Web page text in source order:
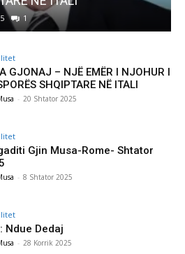
2025
GJONAJ – NJË EMËR I NJOHUR I
SHQIPTARE NË ITALI
- 20 Shtator 2025
Gjin Musa-Rome- Shtator
- 8 Shtator 2025
Ndue Dedaj
- 28 Korrik 2025